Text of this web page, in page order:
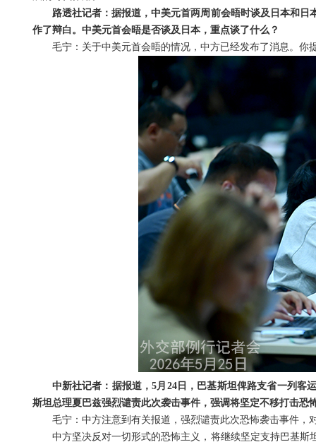
路透社记者：据报道，中美元首两周前会晤时谈及日本和
作了辩白。中美元首会晤是否谈及日本，重点谈了什么？
毛宁：关于中美元首会晤的情况，中方已经发布了消息。
中新社记者：据报道，5月24日，巴基斯坦俾路支省一列客
斯坦总理夏巴兹强烈谴责此次袭击事件，强调将坚定不移打击恐
毛宁：中方注意到有关报道，强烈谴责此次恐怖袭击事件
中方坚决反对一切形式的恐怖主义，将继续坚定支持巴基